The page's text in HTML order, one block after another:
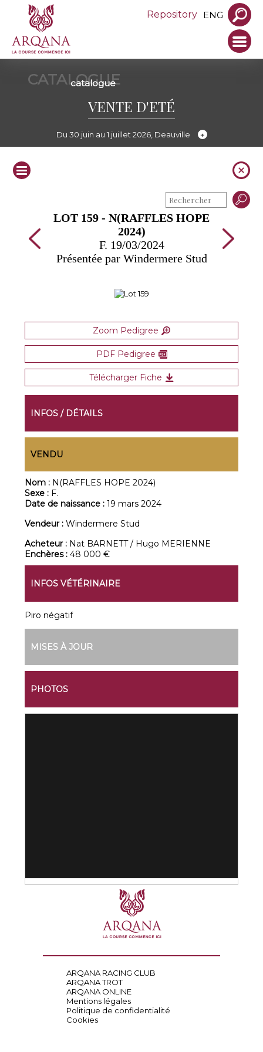
Repository ENG
CATALOGUE
catalogue
VENTE D'ETÉ
Du 30 juin au 1 juillet 2026, Deauville
LOT 159 - N(RAFFLES HOPE
2024)
F. 19/03/2024
Présentée par Windermere Stud
Zoom Pedigree
PDF Pedigree
Télécharger Fiche
INFOS / DÉTAILS
VENDU
Nom : N(RAFFLES HOPE 2024)
Sexe : F.
Date de naissance :19 mars 2024
Vendeur :Windermere Stud
Acheteur : Nat BARNETT / Hugo MERIENNE
Enchères :48 000 €
INFOS VÉTÉRINAIRE
Piro négatif
MISES À JOUR
PHOTOS
ARQANA RACING CLUB
ARQANA TROT
ARQANA ONLINE
Mentions légales
Politique de confidentialité
Cookies